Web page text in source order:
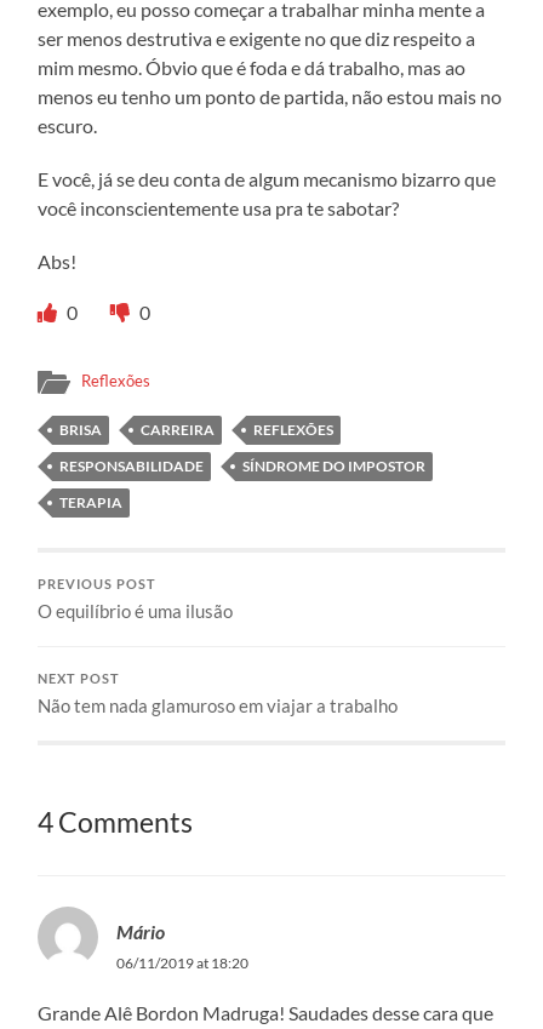
exemplo, eu posso começar a trabalhar minha mente a
ser menos destrutiva e exigente no que diz respeito a
mim mesmo. Óbvio que é foda e dá trabalho, mas ao
menos eu tenho um ponto de partida, não estou mais no
escuro.
E você, já se deu conta de algum mecanismo bizarro que
você inconscientemente usa pra te sabotar?
Abs!
0 0
Reflexões
BRISA CARREIRA
REFLEXÕES
RESPONSABILIDADE
SÍNDROME DO IMPOSTOR
TERAPIA
PREVIOUS POST
O equilíbrio é uma ilusão
NEXT POST
Não tem nada glamuroso em viajar a trabalho
4 Comments
Mário
06/11/2019 at 18:20
Grande Alê Bordon Madruga! Saudades desse cara que